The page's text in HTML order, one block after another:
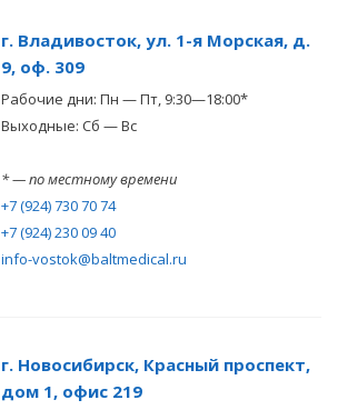
г. Владивосток, ул. 1-я Морская, д.
9, оф. 309
Рабочие дни: Пн — Пт, 9:30—18:00*
Выходные: Сб — Вс
* — по местному времени
+7 (924) 730 70 74
+7 (924) 230 09 40
info-vostok@baltmedical.ru
г. Новосибирск, Красный проспект,
дом 1, офис 219